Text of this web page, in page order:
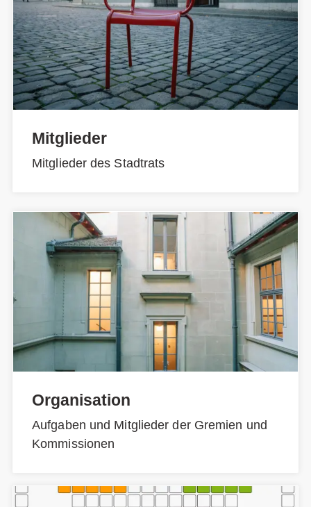
Mitglieder
Mitglieder des Stadtrats
Organisation
Aufgaben und Mitglieder der Gremien und
Kommissionen